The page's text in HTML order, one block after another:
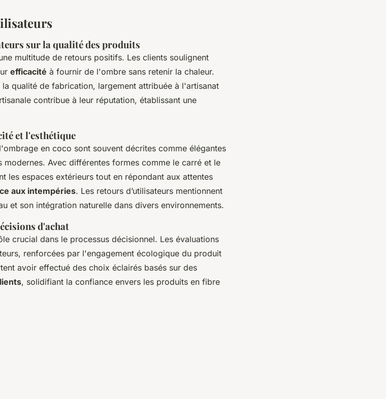
sur la qualité des produits
multitude de retours positifs. Les clients soulignent
efficacité à fournir de l'ombre sans retenir la chaleur.
qualité de fabrication, largement attribuée à l'artisanat
contribue à leur réputation, établissant une
et l'esthétique
en coco sont souvent décrites comme élégantes
modernes. Avec différentes formes comme le carré et le
les espaces extérieurs tout en répondant aux attentes
aux intempéries. Les retours d’utilisateurs mentionnent
et son intégration naturelle dans divers environnements.
d'achat
crucial dans le processus décisionnel. Les évaluations
renforcées par l'engagement écologique du produit
avoir effectué des choix éclairés basés sur des
, solidifiant la confiance envers les produits en fibre